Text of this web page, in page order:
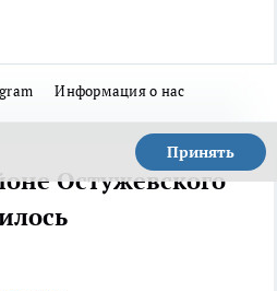
Информация о нас
Принять
Остужевского